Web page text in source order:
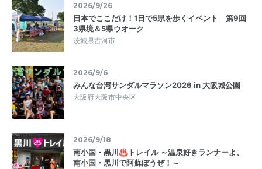
2026/9/26
日本でここだけ！1日で5県を歩くイベント 第9回
3県境＆5県ウオーク
茨城県古河市
2026/9/6
みんな台湾サンダルマラソン2026 in 大阪城公園
大阪府大阪市中央区
2026/9/18
南小国・黒川♨トレイル ～温泉好きランナーよ、
南小国・黒川で阿蘇ぼうぜ！～